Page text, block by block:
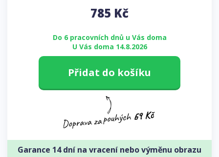
785 Kč
Do 6 pracovních dnů u Vás doma
U Vás doma 14.8.2026
Přidat do košíku
Garance 14 dní na vracení nebo výměnu obrazu